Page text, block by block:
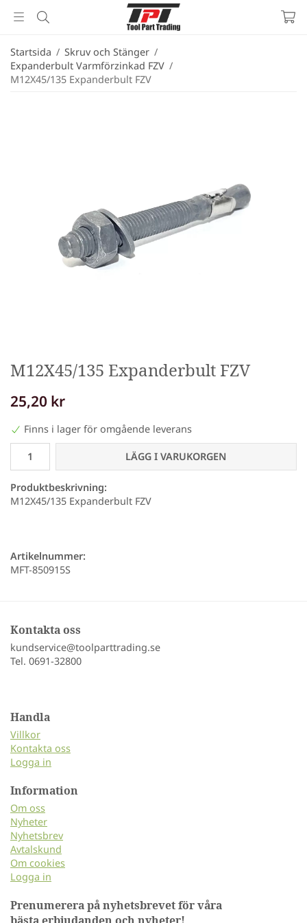
Startsida / Skruv och Stänger /
Expanderbult Varmförzinkad FZV /
M12X45/135 Expanderbult FZV
M12X45/135 Expanderbult FZV
25,20 kr
Finns i lager för omgående leverans
LÄGG I VARUKORGEN
Produktbeskrivning:
M12X45/135 Expanderbult FZV
Artikelnummer:
MFT-850915S
Kontakta oss
kundservice@toolparttrading.se
Tel. 0691-32800
Handla
Villkor
Kontakta oss
Logga in
Information
Om oss
Nyheter
Nyhetsbrev
Avtalskund
Om cookies
Logga in
Prenumerera på nyhetsbrevet för våra